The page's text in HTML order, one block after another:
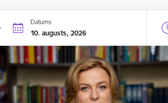
Datums
10. augusts, 2026